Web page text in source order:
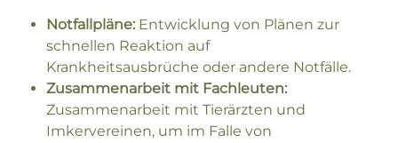
Notfallpläne: Entwicklung von Plänen zur
schnellen Reaktion auf
Krankheitsausbrüche oder andere Notfälle.
Zusammenarbeit mit Fachleuten:
Zusammenarbeit mit Tierärzten und
Imkervereinen, um im Falle von